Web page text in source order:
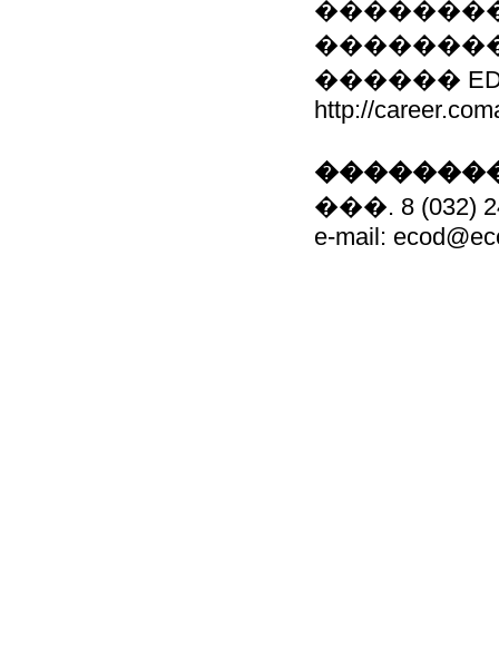
������
http://
���. 8 (032)
e-mail: